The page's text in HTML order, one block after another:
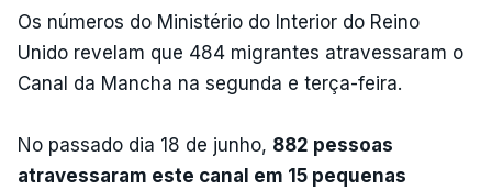
Os números do Ministério do Interior do Reino
Unido revelam que 484 migrantes atravessaram o
Canal da Mancha na segunda e terça-feira.
No passado dia 18 de junho, 882 pessoas
atravessaram este canal em 15 pequenas